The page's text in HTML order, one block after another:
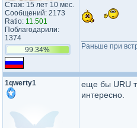
Стаж: 15 лет 10 мес.
Сообщений: 2173
Ratio: 11.501
Поблагодарили:
1374
99.34%
Раньше при
1qwerty1
еще бы URU
интересно.